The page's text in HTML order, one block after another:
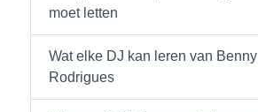
moet letten
Wat elke DJ kan leren van Benny
Rodrigues